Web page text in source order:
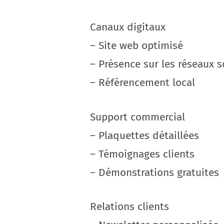
Canaux digitaux
– Site web optimisé
– Présence sur les réseaux
– Référencement local
Support commercial
– Plaquettes détaillées
– Témoignages clients
– Démonstrations gratuites
Relations clients